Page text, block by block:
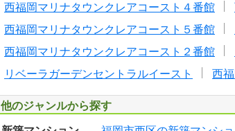
西福岡マリナタウンクレアコースト４番館
西福岡マリナタウンクレアコースト５番館
西福岡マリナタウンクレアコースト２番館
リベーラガーデンセントラルイースト
西
他のジャンルから探す